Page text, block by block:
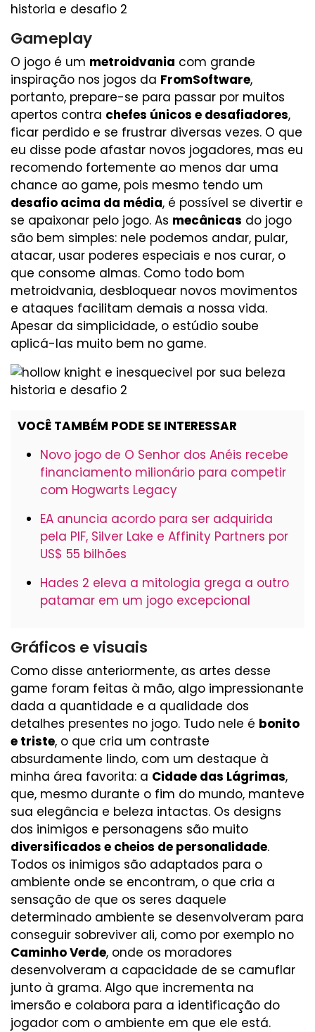
Gameplay
O jogo é um metroidvania com grande
inspiração nos jogos da FromSoftware,
portanto, prepare-se para passar por muitos
apertos contra chefes únicos e desafiadores,
ficar perdido e se frustrar diversas vezes. O que
eu disse pode afastar novos jogadores, mas eu
recomendo fortemente ao menos dar uma
chance ao game, pois mesmo tendo um
desafio acima da média, é possível se divertir e
se apaixonar pelo jogo. As mecânicas do jogo
são bem simples: nele podemos andar, pular,
atacar, usar poderes especiais e nos curar, o
que consome almas. Como todo bom
metroidvania, desbloquear novos movimentos
e ataques facilitam demais a nossa vida.
Apesar da simplicidade, o estúdio soube
aplicá-las muito bem no game.
VOCÊ TAMBÉM PODE SE INTERESSAR
Novo jogo de O Senhor dos Anéis recebe
financiamento milionário para competir
com Hogwarts Legacy
EA anuncia acordo para ser adquirida
pela PIF, Silver Lake e Affinity Partners por
US$ 55 bilhões
Hades 2 eleva a mitologia grega a outro
patamar em um jogo excepcional
Gráficos e visuais
Como disse anteriormente, as artes desse
game foram feitas à mão, algo impressionante
dada a quantidade e a qualidade dos
detalhes presentes no jogo. Tudo nele é bonito
e triste, o que cria um contraste
absurdamente lindo, com um destaque à
minha área favorita: a Cidade das Lágrimas,
que, mesmo durante o fim do mundo, manteve
sua elegância e beleza intactas. Os designs
dos inimigos e personagens são muito
diversificados e cheios de personalidade.
Todos os inimigos são adaptados para o
ambiente onde se encontram, o que cria a
sensação de que os seres daquele
determinado ambiente se desenvolveram para
conseguir sobreviver ali, como por exemplo no
Caminho Verde, onde os moradores
desenvolveram a capacidade de se camuflar
junto à grama. Algo que incrementa na
imersão e colabora para a identificação do
jogador com o ambiente em que ele está.